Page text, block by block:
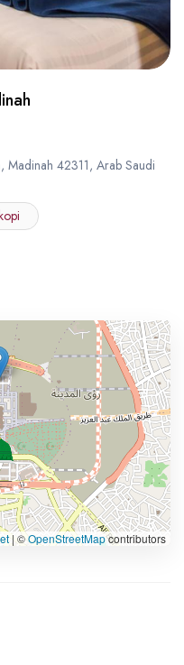
Madinah 42311, Arab Saudi
|©OpenStreetMapcontributors